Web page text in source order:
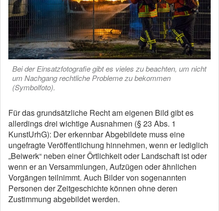
Bei der Einsatzfotografie gibt es vieles zu beachten, um nicht
um Nachgang rechtliche Probleme zu bekommen
(Symbolfoto).
Für das grundsätzliche Recht am eigenen Bild gibt es
allerdings drei wichtige Ausnahmen (§ 23 Abs. 1
KunstUrhG): Der erkennbar Abgebildete muss eine
ungefragte Veröffentlichung hinnehmen, wenn er lediglich
„Beiwerk“ neben einer Örtlichkeit oder Landschaft ist oder
wenn er an Versammlungen, Aufzügen oder ähnlichen
Vorgängen teilnimmt. Auch Bilder von sogenannten
Personen der Zeitgeschichte können ohne deren
Zustimmung abgebildet werden.